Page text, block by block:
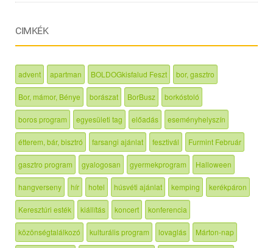
CIMKÉK
advent apartman BOLDOGkisfalud Feszt bor, gasztro
Bor, mámor, Bénye borászat BorBusz borkóstoló
boros program egyesületi tag előadás eseményhelyszín
étterem, bár, bisztró farsangi ajánlat fesztivál Furmint Február
gasztro program gyalogosan gyermekprogram Halloween
hangverseny hír hotel húsvéti ajánlat kemping kerékpáron
Keresztúri esték kiállítás koncert konferencia
közönségtalálkozó kulturális program lovaglás Márton-nap